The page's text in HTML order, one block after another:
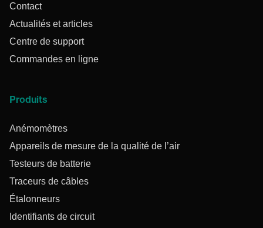
Contact
Actualités et articles
Centre de support
Commandes en ligne
Produits
Anémomètres
Appareils de mesure de la qualité de l’air
Testeurs de batterie
Traceurs de câbles
Étalonneurs
Identifiants de circuit